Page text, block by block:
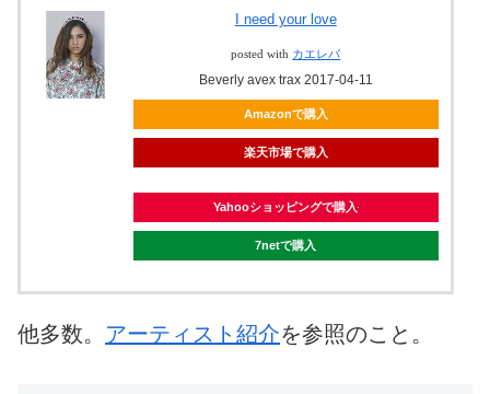
I need your love
posted with カエレバ
Beverly avex trax 2017-04-11
Amazonで購入
楽天市場で購入
Yahooショッピングで購入
7netで購入
他多数。 アーティスト紹介を参照のこと。